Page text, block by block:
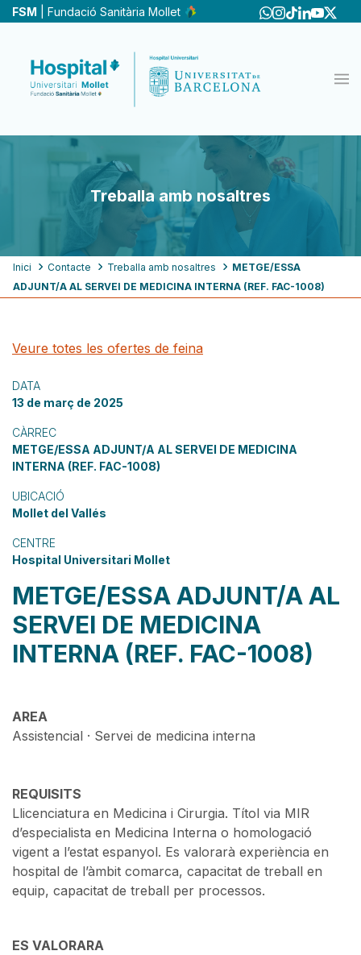
Vés
FSM | Fundació Sanitària Mollet
Treballa amb nosaltres
Fil
d'ariadna
Inici Contacte Treballa amb nosaltres
METGE/ESSA
ADJUNT/A AL SERVEI DE MEDICINA INTERNA (REF. FAC-1008)
Veure totes les ofertes de feina
DATA
13 de març de 2025
CÀRREC
METGE/ESSA ADJUNT/A AL SERVEI DE MEDICINA
INTERNA (REF. FAC-1008)
UBICACIÓ
Mollet del Vallés
CENTRE
Hospital Universitari Mollet
METGE/ESSA ADJUNT/A AL
SERVEI DE MEDICINA
INTERNA (REF. FAC-1008)
AREA
Assistencial · Servei de medicina interna
REQUISITS
Llicenciatura en Medicina i Cirurgia. Títol via MIR
d’especialista en Medicina Interna o homologació
vigent a l’estat espanyol. Es valorarà experiència en
hospital de l’àmbit comarca, capacitat de treball en
equip, capacitat de treball per processos.
ES VALORARA